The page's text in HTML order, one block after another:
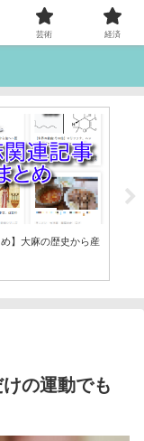
め】大麻の歴史から産
の運動でも
芸術 経済